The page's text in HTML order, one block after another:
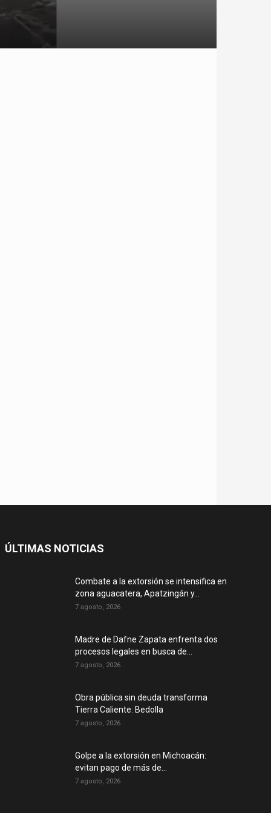
ÚLTIMAS NOTICIAS
Combate a la extorsión se intensifica en
zona aguacatera, Apatzingán y...
7 agosto, 2026
Madre de Dafne Zapata enfrenta dos
procesos legales en busca de...
7 agosto, 2026
Obra pública sin deuda transforma
Tierra Caliente: Bedolla
7 agosto, 2026
Golpe a la extorsión en Michoacán:
evitan pago de más de...
7 agosto, 2026